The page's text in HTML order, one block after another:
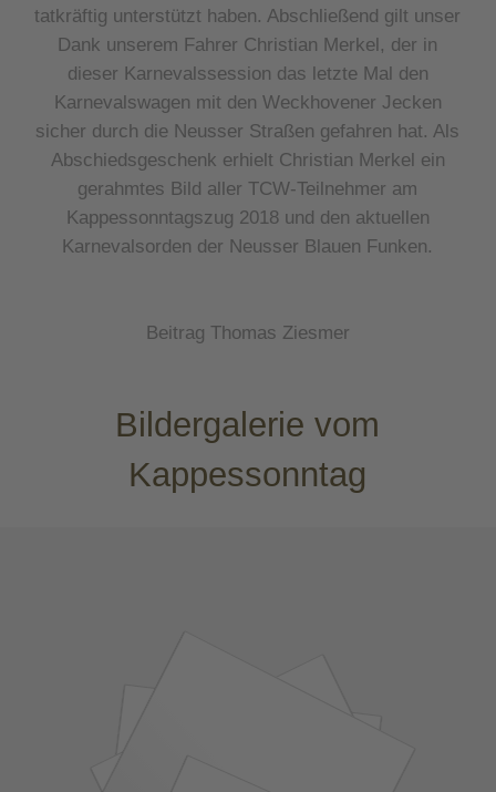
tatkräftig unterstützt haben. Abschließend gilt unser
Dank unserem Fahrer Christian Merkel, der in
dieser Karnevalssession das letzte Mal den
Karnevalswagen mit den Weckhovener Jecken
sicher durch die Neusser Straßen gefahren hat. Als
Abschiedsgeschenk erhielt Christian Merkel ein
gerahmtes Bild aller TCW-Teilnehmer am
Kappessonntagszug 2018 und den aktuellen
Karnevalsorden der Neusser Blauen Funken.
Beitrag Thomas Ziesmer
Bildergalerie vom
Kappessonntag